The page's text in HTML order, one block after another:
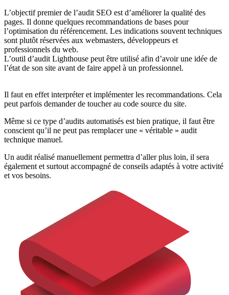
L’objectif premier de l’audit SEO est d’améliorer la qualité des
pages. Il donne quelques recommandations de bases pour
l’optimisation du référencement. Les indications souvent techniques
sont plutôt réservées aux webmasters, développeurs et
professionnels du web.
L’outil d’audit Lighthouse peut être utilisé afin d’avoir une idée de
l’état de son site avant de faire appel à un professionnel.
Il faut en effet interpréter et implémenter les recommandations. Cela
peut parfois demander de toucher au code source du site.
Même si ce type d’audits automatisés est bien pratique, il faut être
conscient qu’il ne peut pas remplacer une « véritable » audit
technique manuel.
Un audit réalisé manuellement permettra d’aller plus loin, il sera
également et surtout accompagné de conseils adaptés à votre activité
et vos besoins.